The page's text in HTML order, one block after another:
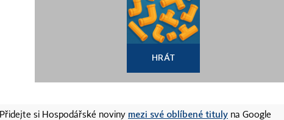
HRÁT
Přidejte si Hospodářské noviny mezi své oblíbené tituly na Google